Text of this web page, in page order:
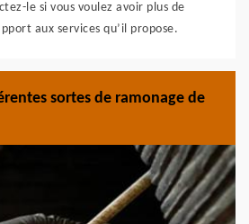
le si vous voulez avoir plus de
aux services qu’il propose.
sortes de ramonage de